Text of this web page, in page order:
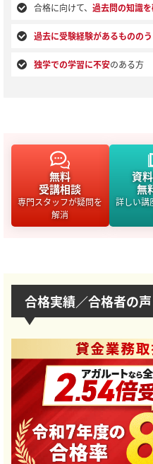
合格に向けて、 過去問の知識
過去に受験経験があるものの
独学での学習に不安のある方
無料
受講相談
専門スタッフが疑問を
解消
資
無
詳しい講
合格実績／合格者の声